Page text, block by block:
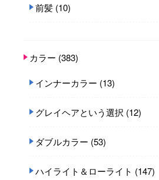
前髪 (10)
カラー (383)
インナーカラー (13)
グレイヘアという選択 (12)
ダブルカラー (53)
ハイライト＆ローライト (147)